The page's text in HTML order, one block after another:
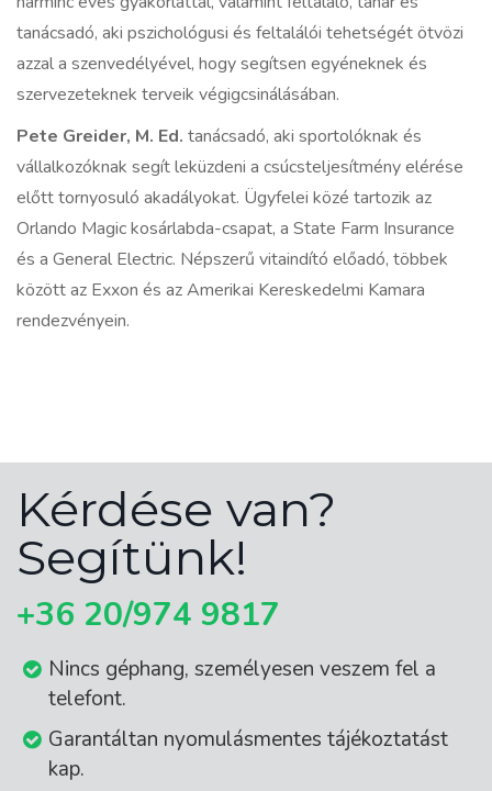
tanácsadó, aki pszichológusi és feltalálói tehetségét ötvözi
azzal a szenvedélyével, hogy segítsen egyéneknek és
szervezeteknek terveik végigcsinálásában.
Pete Greider, M. Ed. tanácsadó, aki sportolóknak és
vállalkozóknak segít leküzdeni a csúcsteljesítmény elérése
előtt tornyosuló akadályokat. Ügyfelei közé tartozik az
Orlando Magic kosárlabda-csapat, a State Farm Insurance
és a General Electric. Népszerű vitaindító előadó, többek
között az Exxon és az Amerikai Kereskedelmi Kamara
rendezvényein.
Kérdése van?
Segítünk!
+36 20/974 9817
Nincs géphang, személyesen veszem fel a
telefont.
Garantáltan nyomulásmentes tájékoztatást
kap.